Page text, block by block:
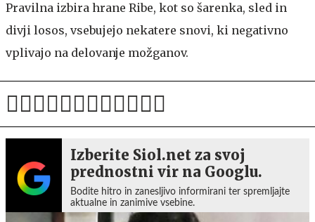
Pravilna izbira hrane Ribe, kot so šarenka, sled in
divji losos, vsebujejo nekatere snovi, ki negativno
vplivajo na delovanje možganov.
Izberite Siol.net za svoj
prednostni vir na Googlu.
Bodite hitro in zanesljivo informirani ter spremljajte
aktualne in zanimive vsebine.